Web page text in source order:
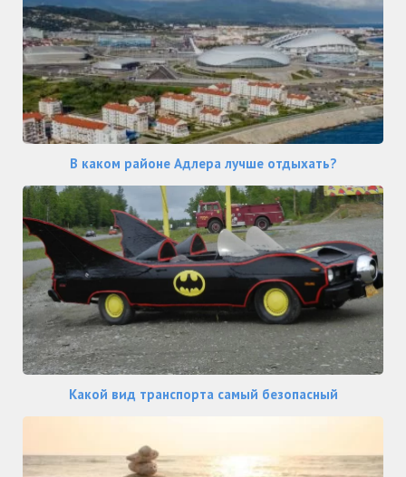
В каком районе Адлера лучше отдыхать?
Какой вид транспорта самый безопасный